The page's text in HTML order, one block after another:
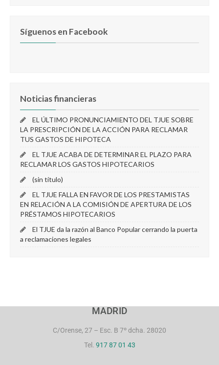
Síguenos en Facebook
Noticias financieras
EL ÚLTIMO PRONUNCIAMIENTO DEL TJUE SOBRE
LA PRESCRIPCIÓN DE LA ACCIÓN PARA RECLAMAR
TUS GASTOS DE HIPOTECA
EL TJUE ACABA DE DETERMINAR EL PLAZO PARA
RECLAMAR LOS GASTOS HIPOTECARIOS
(sin título)
EL TJUE FALLA EN FAVOR DE LOS PRESTAMISTAS
EN RELACIÓN A LA COMISIÓN DE APERTURA DE LOS
PRÉSTAMOS HIPOTECARIOS
El TJUE da la razón al Banco Popular cerrando la puerta
a reclamaciones legales
MADRID
C/Orense, 27 – Esc. B 7º dcha. 28020
Tel. 917 87 01 43